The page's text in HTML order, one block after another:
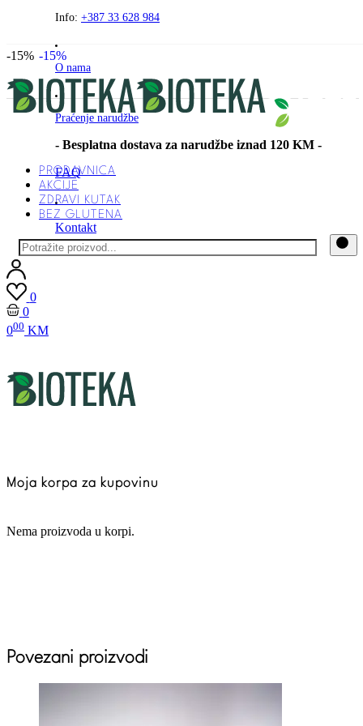
PreskočiteInfo: +387 33 628 984
O nama
Praćenje narudžbe
- Besplatna dostava za narudžbe iznad 120 KM -
FAQ
Kontakt
PRODAVNICA
AKCIJE
ZDRAVI KUTAK
BEZ GLUTENA
0
0
000 KM
Moja korpa za kupovinu
Nema proizvoda u korpi.
-15%
Povezani proizvodi
-15%